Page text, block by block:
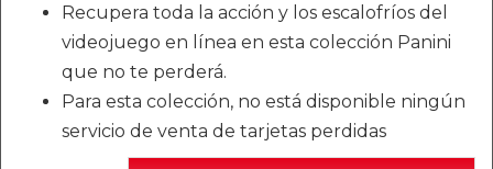
Recupera toda la acción y los escalofríos del
videojuego en línea en esta colección Panini
que no te perderá.
Para esta colección, no está disponible ningún
servicio de venta de tarjetas perdidas